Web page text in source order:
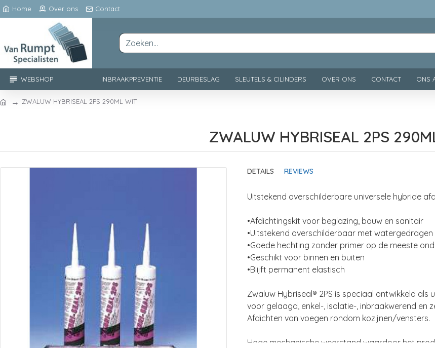
Home Over ons Contact
WEBSHOP INBRAAKPREVENTIE DEURBESLAG SLEUTELS & CILINDERS OVER ONS CONTACT ONS
ZWALUW HYBRISEAL 2PS 290ML WIT
ZWALUW HYBRISEAL 2PS
DETAILS REVIEWS
Uitstekend overschilderbare universele hybride
•Afdichtingskit voor beglazing, bouw en sanitair
•Uitstekend overschilderbaar met
•Goede hechting zonder primer op de meeste
•Geschikt voor binnen en buiten
•Blijft permanent elastisch
Zwaluw Hybriseal® 2PS is speciaal ontwikkeld als
voor gelaagd, enkel-, isolatie-, inbraakwerend en
Afdichten van voegen rondom kozijnen/vensters.
Hoge mechanische weerstand waardoor het